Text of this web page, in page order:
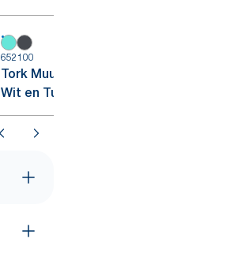
652100
Tork Muurstandaard Dispenser
Wit en Turquoise W1